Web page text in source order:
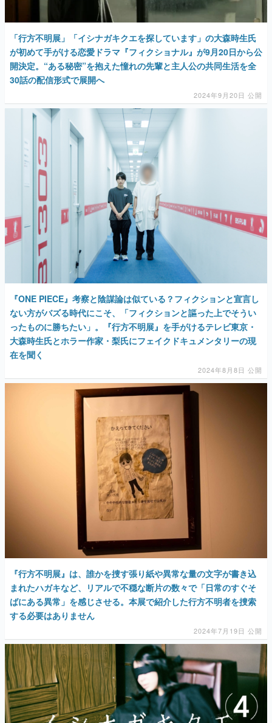
「行方不明展」「イシナガキクエを探しています」の大森時生氏
が初めて手がける恋愛ドラマ『フィクショナル』が9月20日から公
開決定。“ある秘密”を抱えた憧れの先輩と主人公の共同生活を全
30話の配信形式で展開へ
2024年9月20日 公開
『ONE PIECE』考察と陰謀論は似ている？フィクションと宣言し
ない方がバズる時代にこそ、「フィクションと謳った上でそうい
ったものに勝ちたい」。『行方不明展』を手がけるテレビ東京・
大森時生氏とホラー作家・梨氏にフェイクドキュメンタリーの現
在を聞く
2024年8月8日 公開
『行方不明展』は、誰かを捜す張り紙や異常な量の文字が書き込
まれたハガキなど、リアルで不穏な断片の数々で「日常のすぐそ
ばにある異常」を感じさせる。本展で紹介した行方不明者を捜索
する必要はありません
2024年7月19日 公開